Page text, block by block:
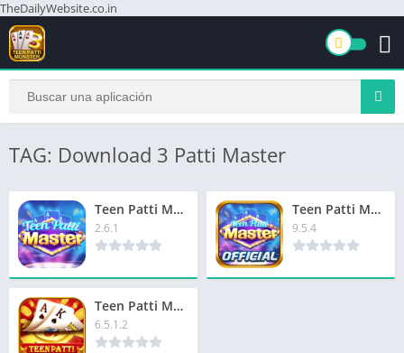
TheDailyWebsite.co.in
TAG: Download 3 Patti Master
Teen Patti MasterCasino Download Now & Get Extra ₹8000
2.6.1
Teen Patti Master Latest App | तीन पत्ती मास्टर नवीनतम ऐप | ₹1600 बोनस
9.5.4
Teen Patti Master Star | तीन पत्ती मास्टर स्टार | ₹280 बोनस
6.5.1.2